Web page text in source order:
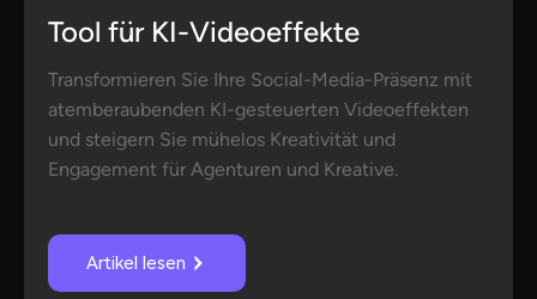
Tool für KI-Videoeffekte
Transformieren Sie Ihre Social-Media-Präsenz mit
atemberaubenden KI-gesteuerten Videoeffekten
und steigern Sie mühelos Kreativität und
Engagement für Agenturen und Kreative.
Artikel lesen